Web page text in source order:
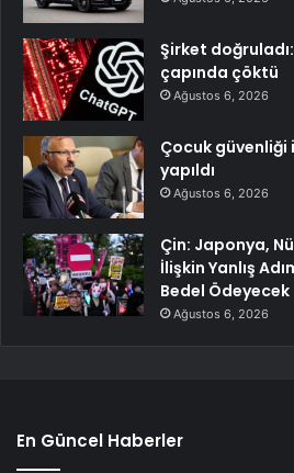
Şirket
çapında çöktü
Ağustos 6, 2026
Çocuk güvenliği
yapıldı
Ağustos 6, 2026
Çin: Japonya,
İlişkin Yanlış
Bedel Ödeyecek
Ağustos 6, 2026
En Güncel Haberler